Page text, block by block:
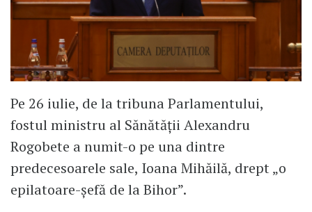
Pe 26 iulie, de la tribuna Parlamentului,
fostul ministru al Sănătății Alexandru
Rogobete a numit-o pe una dintre
predecesoarele sale, Ioana Mihăilă, drept „o
epilatoare-șefă de la Bihor”.